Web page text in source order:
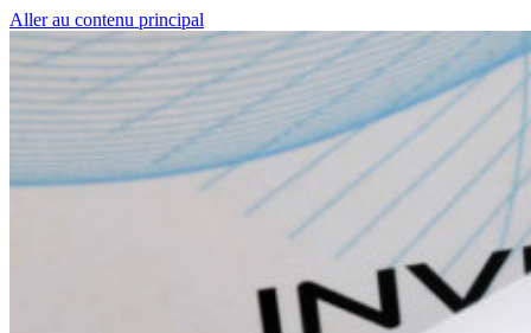
Aller au contenu principal